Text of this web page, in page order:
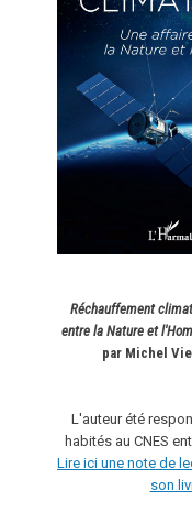
Réchauffement
entre la Nature et
par Michel
L'auteur été
habités au CNES
Lire ici une note de
son